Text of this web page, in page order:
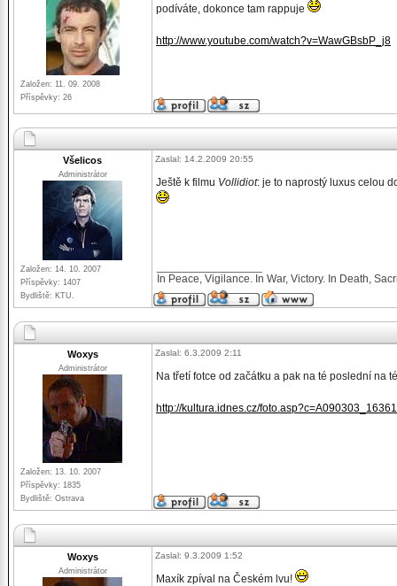
Založen: 11. 09. 2008
Příspěvky: 26
podíváte, dokonce tam rappuje
http://www.youtube.com/watch?v=WawGBsbP_j8
Všelicos
Administrátor
Založen: 14. 10. 2007
Příspěvky: 1407
Bydliště: KTU.
Zaslal: 14.2.2009 20:55
Ještě k filmu Vollidiot: je to naprostý luxus celou
In Peace, Vigilance. In War, Victory. In Death,
Woxys
Administrátor
Založen: 13. 10. 2007
Příspěvky: 1835
Bydliště: Ostrava
Zaslal: 6.3.2009 2:11
Na třetí fotce od začátku a pak na té poslední na
http://kultura.idnes.cz/
Woxys
Administrátor
Zaslal: 9.3.2009 1:52
Maxík zpíval na Českém lvu!